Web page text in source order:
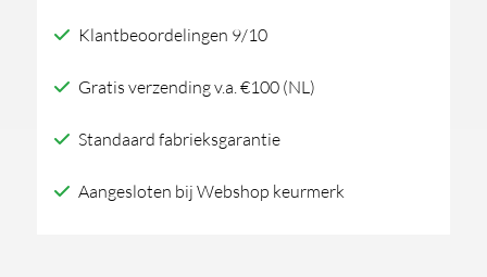
Klantbeoordelingen 9/10
Gratis verzending v.a. €100 (NL)
Standaard fabrieksgarantie
Aangesloten bij Webshop keurmerk